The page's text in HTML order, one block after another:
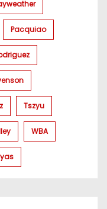
Pacquiao
Tszyu
WBA